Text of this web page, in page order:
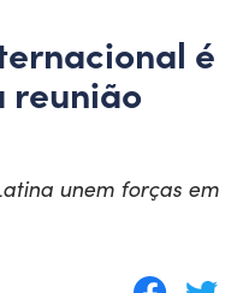
é
reunião
unem forças em